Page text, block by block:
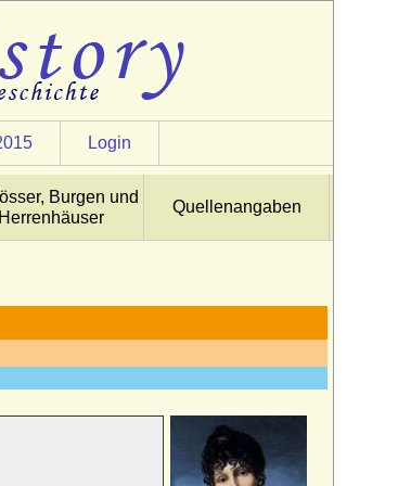
Login
Burgen und
Herrenhäuser
Quellenangaben